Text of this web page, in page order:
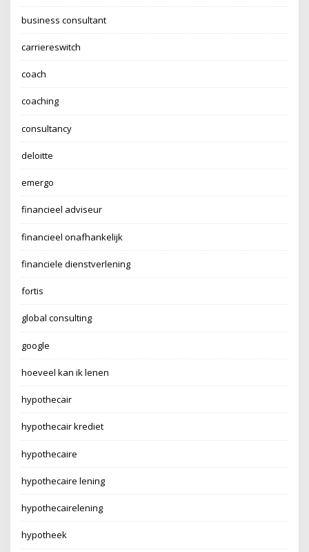
business consultant
carriereswitch
coach
coaching
consultancy
deloitte
emergo
financieel adviseur
financieel onafhankelijk
financiele dienstverlening
fortis
global consulting
google
hoeveel kan ik lenen
hypothecair
hypothecair krediet
hypothecaire
hypothecaire lening
hypothecairelening
hypotheek